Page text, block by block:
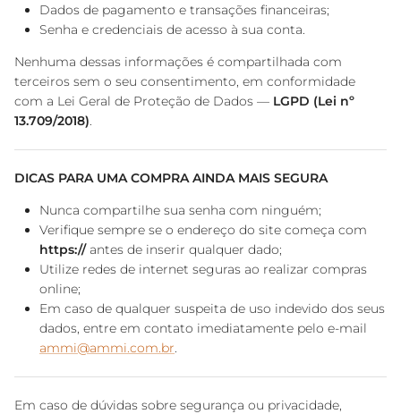
Dados de pagamento e transações financeiras;
Senha e credenciais de acesso à sua conta.
Nenhuma dessas informações é compartilhada com
terceiros sem o seu consentimento, em conformidade
com a Lei Geral de Proteção de Dados — LGPD (Lei nº
13.709/2018).
DICAS PARA UMA COMPRA AINDA MAIS SEGURA
Nunca compartilhe sua senha com ninguém;
Verifique sempre se o endereço do site começa com
https://antes de inserir qualquer dado;
Utilize redes de internet seguras ao realizar compras
online;
Em caso de qualquer suspeita de uso indevido dos seus
dados, entre em contato imediatamente pelo e-mail
ammi@ammi.com.br.
Em caso de dúvidas sobre segurança ou privacidade,